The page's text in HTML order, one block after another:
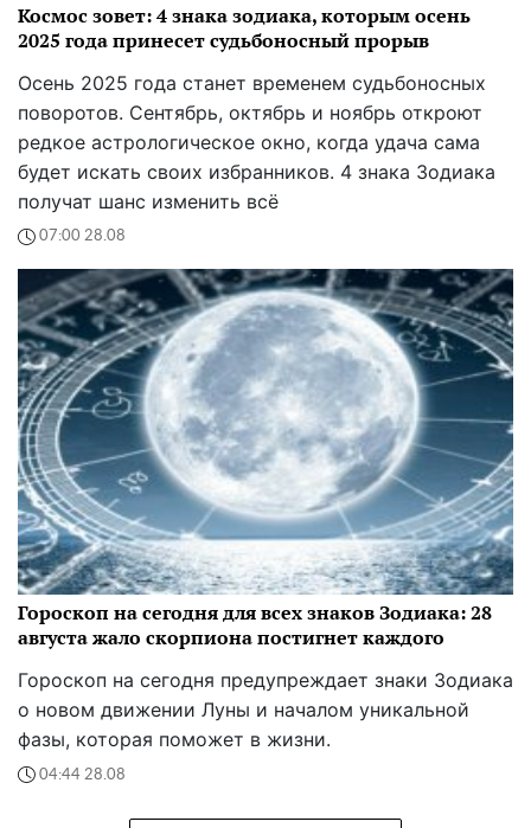
Космос зовет: 4 знака зодиака, которым осень
2025 года принесет судьбоносный прорыв
Осень 2025 года станет временем судьбоносных
поворотов. Сентябрь, октябрь и ноябрь откроют
редкое астрологическое окно, когда удача сама
будет искать своих избранников. 4 знака Зодиака
получат шанс изменить всё
07:00 28.08
Гороскоп на сегодня для всех знаков Зодиака: 28
августа жало скорпиона постигнет каждого
Гороскоп на сегодня предупреждает знаки Зодиака
о новом движении Луны и началом уникальной
фазы, которая поможет в жизни.
04:44 28.08